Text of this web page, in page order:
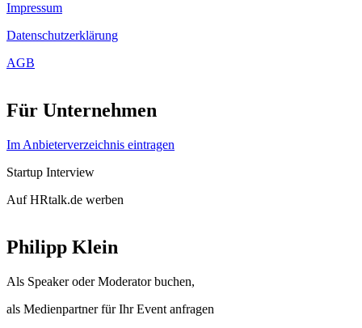
Impressum
Datenschutzerklärung
AGB
Für Unternehmen
Im Anbieterverzeichnis eintragen
Startup Interview
Auf HRtalk.de werben
Philipp Klein
Als Speaker oder Moderator buchen,
als Medienpartner für Ihr Event anfragen